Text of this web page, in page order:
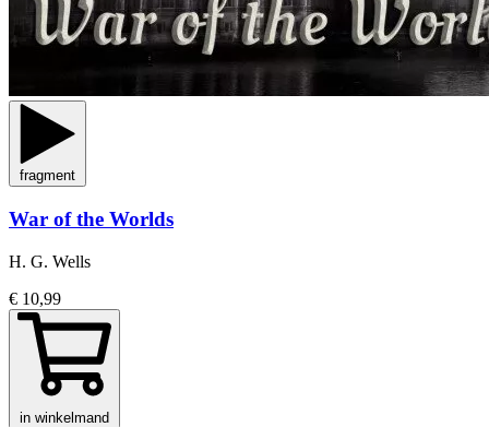
fragment
War of the Worlds
H. G. Wells
€ 10,99
in winkelmand